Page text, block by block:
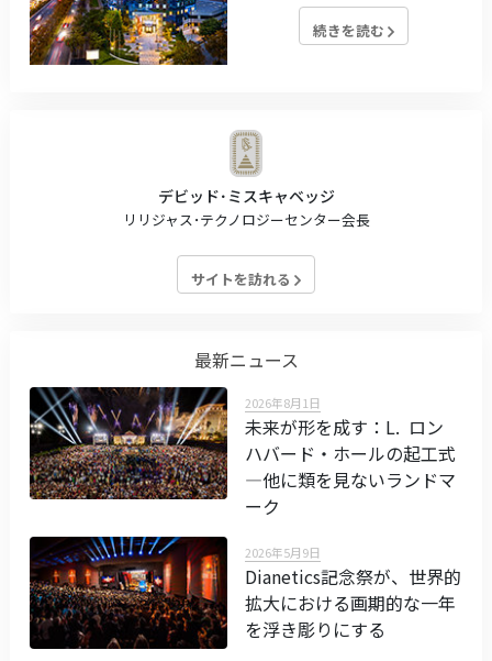
続きを読む
デビッド･ミスキャベッジ
リリジャス･テクノロジーセンター会長
サイトを訪れる
最新ニュース
2026年8月1日
未来が形を成す：L. ロン
ハバード・ホールの起工式
—他に類を見ないランドマ
ーク
2026年5月9日
Dianetics記念祭が、世界的
拡大における画期的な一年
を浮き彫りにする